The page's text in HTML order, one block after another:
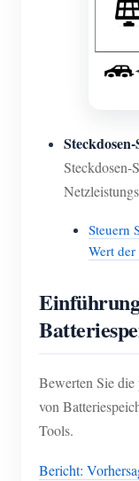
Steckdosen-
Steuern
Wert der
Bewerten Sie
von
Tools.
Bericht: